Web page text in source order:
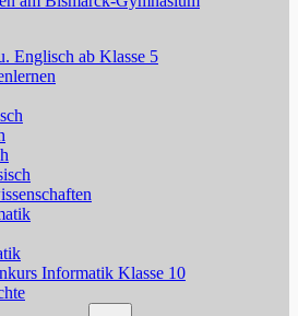
Englisch ab Klasse 5
Informatik Klasse 10